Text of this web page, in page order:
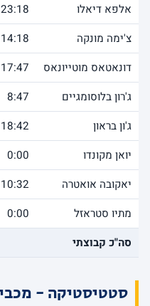
אלפא דיאלו
23:18
צ'ימה מונקה
14:18
דונאטאס מוטייונאס
17:47
ג'רון בלוסומגיים
8:47
ג'ון בראון
18:42
יואן מקונדו
0:00
יאקובה אואטרה
10:32
מתיו סטראזל
0:00
סה"כ קבוצתי
סטטיסטיקה -